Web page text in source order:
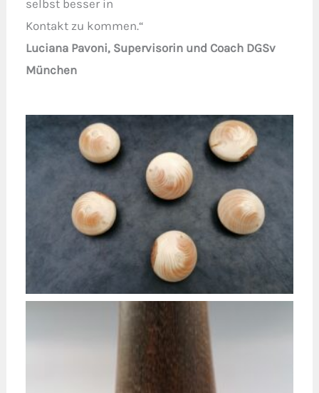
selbst besser in
Kontakt zu kommen.“
Luciana Pavoni, Supervisorin und Coach DGSv
München